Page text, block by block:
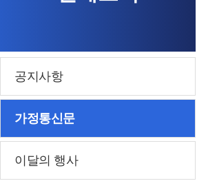
공지사항
가정통신문
이달의 행사